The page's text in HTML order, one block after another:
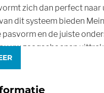
zich dan perfect naar
dit systeem bieden
en de juiste
u uw zaagschoenen
System zijn vorm,